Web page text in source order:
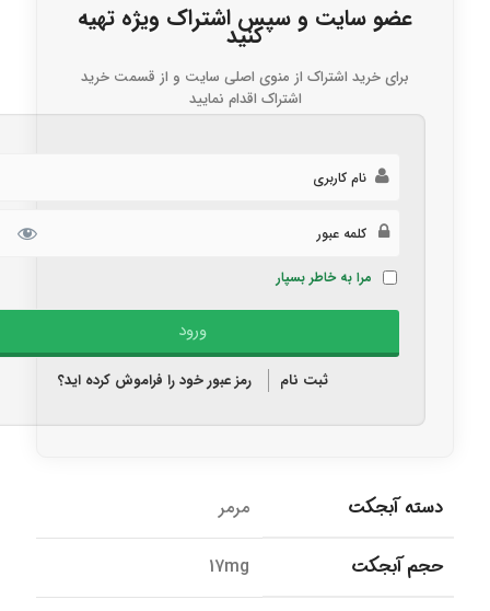
عضو سایت و سپس اشتراک ویژه تهیه
کنید
برای خرید اشتراک از منوی اصلی سایت و از قسمت خرید
اشتراک اقدام نمایید
مرا به خاطر بسپار
ثبت نام رمز عبور خود را فراموش کرده اید؟
دسته آبجکت مرمر
حجم آبجکت 17mg